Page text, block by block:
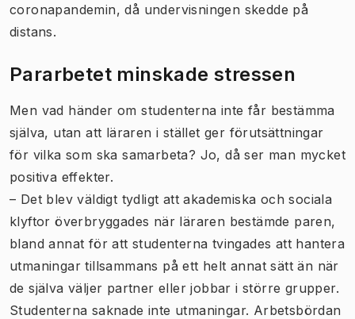
coronapandemin, då undervisningen skedde på
distans.
Pararbetet minskade stressen
Men vad händer om studenterna inte får bestämma
själva, utan att läraren i stället ger förutsättningar
för vilka som ska samarbeta? Jo, då ser man mycket
positiva effekter.
– Det blev väldigt tydligt att akademiska och sociala
klyftor överbryggades när läraren bestämde paren,
bland annat för att studenterna tvingades att hantera
utmaningar tillsammans på ett helt annat sätt än när
de själva väljer partner eller jobbar i större grupper.
Studenterna saknade inte utmaningar. Arbetsbördan